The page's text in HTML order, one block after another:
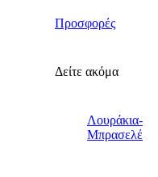
Προσφορές
Δείτε ακόμα
Λουράκια-
Μπρασελέ